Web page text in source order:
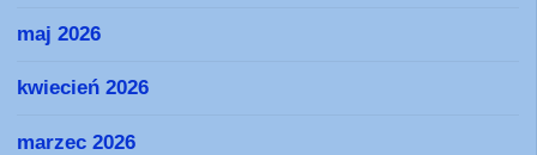
maj 2026
kwiecień 2026
marzec 2026